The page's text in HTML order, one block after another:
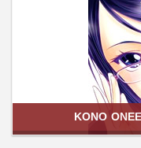
KONO